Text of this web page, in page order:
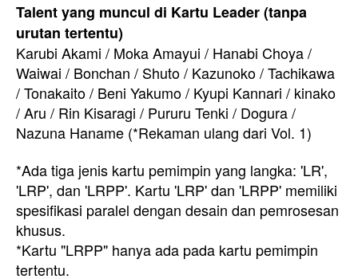
Talent yang muncul di Kartu Leader (tanpa
urutan tertentu)
Karubi Akami / Moka Amayui / Hanabi Choya /
Waiwai / Bonchan / Shuto / Kazunoko / Tachikawa
/ Tonakaito / Beni Yakumo / Kyupi Kannari / kinako
/ Aru / Rin Kisaragi / Pururu Tenki / Dogura /
Nazuna Haname (*Rekaman ulang dari Vol. 1)
*Ada tiga jenis kartu pemimpin yang langka: 'LR',
'LRP', dan 'LRPP'. Kartu 'LRP' dan 'LRPP' memiliki
spesifikasi paralel dengan desain dan pemrosesan
khusus.
*Kartu "LRPP" hanya ada pada kartu pemimpin
tertentu.